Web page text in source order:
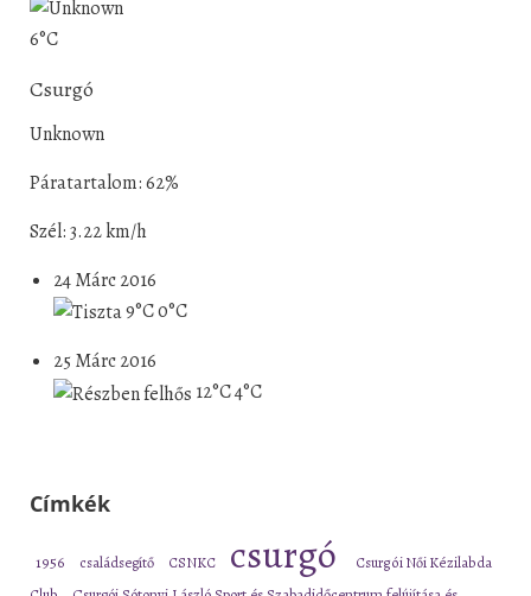
6°C
Csurgó
Unknown
Páratartalom: 62%
Szél: 3.22 km/h
24 Márc 2016
9°C0°C
25 Márc 2016
12°C4°C
Címkék
1956 családsegítő CSNKC csurgó
Csurgói Női Kézilabda